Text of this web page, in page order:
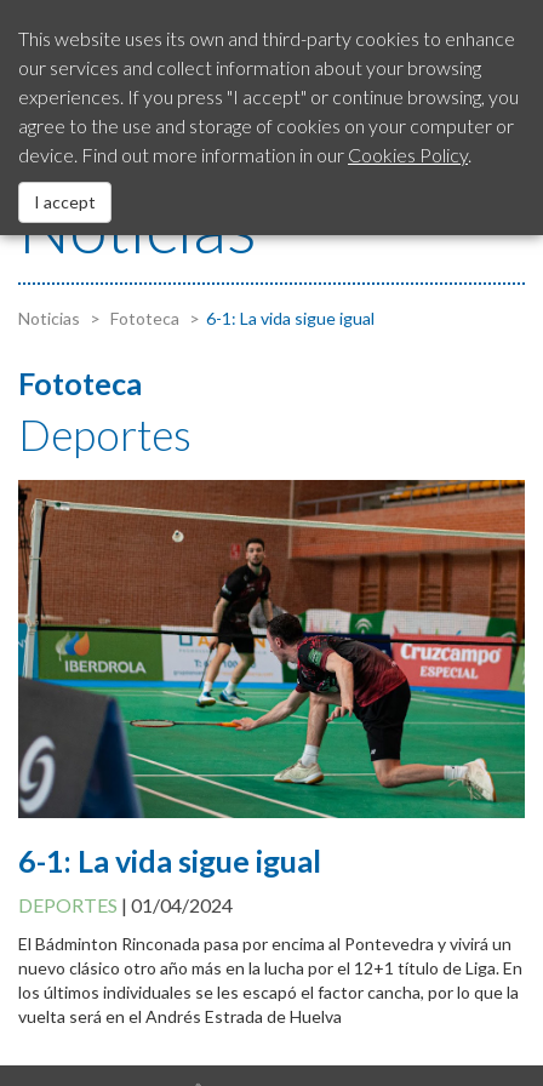
SAC
Citizen’s Advice
Service
954 792 413
Noticias
Noticias Fototeca 6-1: La vida sigue igual
Fototeca
Deportes
6-1: La vida sigue igual
DEPORTES | 01/04/2024
El Bádminton Rinconada pasa por encima al Pontevedra y vivirá un
nuevo clásico otro año más en la lucha por el 12+1 título de Liga. En
los últimos individuales se les escapó el factor cancha, por lo que la
vuelta será en el Andrés Estrada de Huelva
Our City
City Council
EUROPEAN Funds
Legal Notice
Cookies Policy
This website uses its own and third-party cookies to enhance
our services and collect information about your browsing
experiences. If you press "I accept" or continue browsing, you
agree to the use and storage of cookies on your computer or
device. Find out more information in our Cookies Policy.
I accept